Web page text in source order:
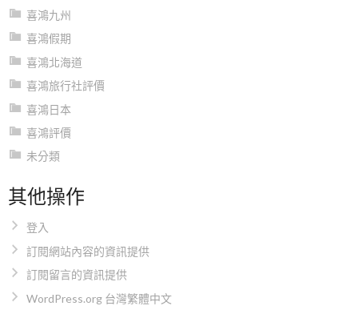
喜鴻九州
喜鴻假期
喜鴻北海道
喜鴻旅行社評價
喜鴻日本
喜鴻評價
未分類
其他操作
登入
訂閱網站內容的資訊提供
訂閱留言的資訊提供
WordPress.org 台灣繁體中文